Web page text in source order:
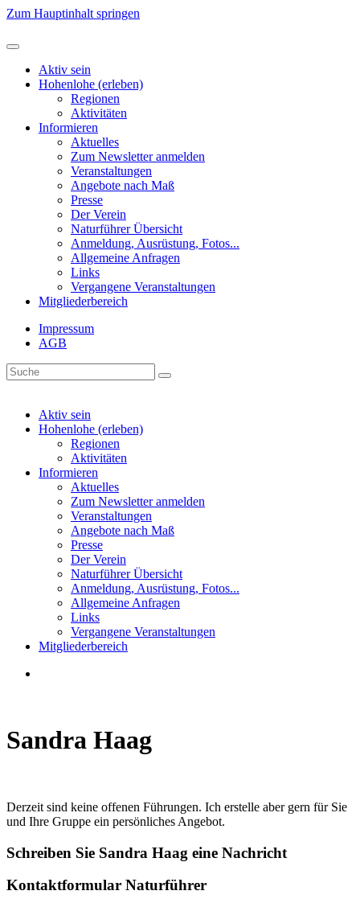
Zum Hauptinhalt springen
Aktiv sein
Hohenlohe (erleben)
Regionen
Aktivitäten
Informieren
Aktuelles
Zum Newsletter anmelden
Veranstaltungen
Angebote nach Maß
Presse
Der Verein
Naturführer Übersicht
Anmeldung, Ausrüstung, Fotos...
Allgemeine Anfragen
Links
Vergangene Veranstaltungen
Mitgliederbereich
Impressum
AGB
Aktiv sein
Hohenlohe (erleben)
Regionen
Aktivitäten
Informieren
Aktuelles
Zum Newsletter anmelden
Veranstaltungen
Angebote nach Maß
Presse
Der Verein
Naturführer Übersicht
Anmeldung, Ausrüstung, Fotos...
Allgemeine Anfragen
Links
Vergangene Veranstaltungen
Mitgliederbereich
Sandra Haag
Derzeit sind keine offenen Führungen. Ich erstelle aber gern für Sie
und Ihre Gruppe ein persönliches Angebot.
Schreiben Sie Sandra Haag eine Nachricht
Kontaktformular Naturführer